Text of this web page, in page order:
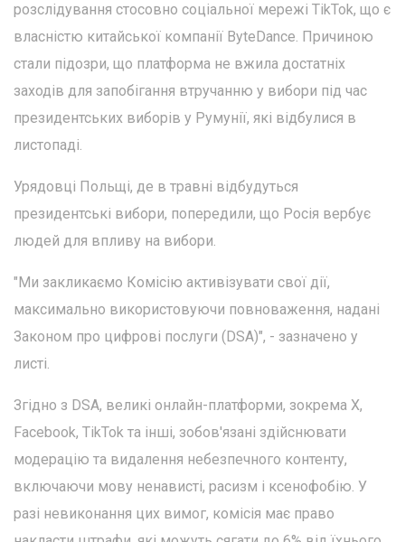
розслідування стосовно соціальної мережі TikTok, що є
власністю китайської компанії ByteDance. Причиною
стали підозри, що платформа не вжила достатніх
заходів для запобігання втручанню у вибори під час
президентських виборів у Румунії, які відбулися в
листопаді.
Урядовці Польщі, де в травні відбудуться
президентські вибори, попередили, що Росія вербує
людей для впливу на вибори.
"Ми закликаємо Комісію активізувати свої дії,
максимально використовуючи повноваження, надані
Законом про цифрові послуги (DSA)", - зазначено у
листі.
Згідно з DSA, великі онлайн-платформи, зокрема X,
Facebook, TikTok та інші, зобов'язані здійснювати
модерацію та видалення небезпечного контенту,
включаючи мову ненависті, расизм і ксенофобію. У
разі невиконання цих вимог, комісія має право